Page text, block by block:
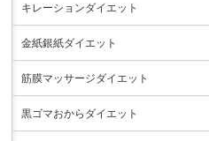
キレーションダイエット
金紙銀紙ダイエット
筋膜マッサージダイエット
黒ゴマおからダイエット